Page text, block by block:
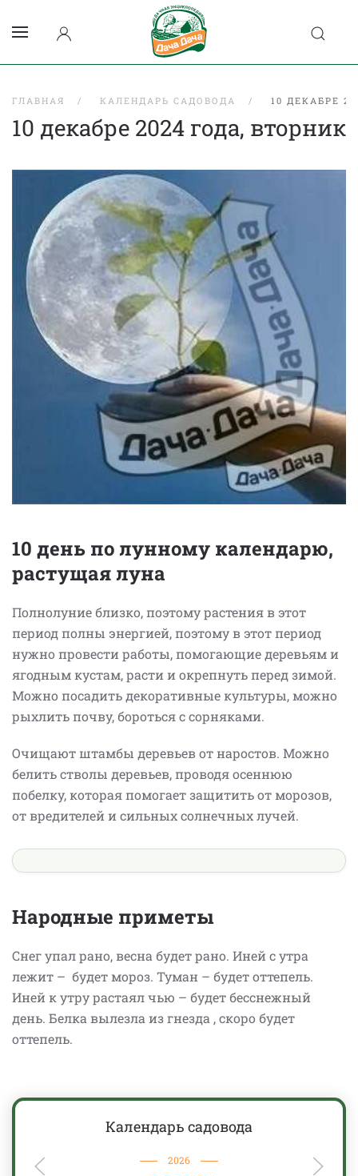
ГЛАВНАЯ КАЛЕНДАРЬ САДОВОДА 10 ДЕКАБРЕ
10 декабре 2024 года, вторник
10 день по лунному календарю,
растущая луна
Полнолуние близко, поэтому растения в этот
период полны энергией, поэтому в этот период
нужно провести работы, помогающие деревьям и
ягодным кустам, расти и окрепнуть перед зимой.
Можно посадить декоративные культуры, можно
рыхлить почву, бороться с сорняками.
Очищают штамбы деревьев от наростов. Можно
белить стволы деревьев, проводя осеннюю
побелку, которая помогает защитить от морозов,
от вредителей и сильных солнечных лучей.
Народные приметы
Снег упал рано, весна будет рано. Иней с утра
лежит – будет мороз. Тумaн – будет оттепель.
Иней к утру растаял чью – будет бесснежный
день. Белка вылезла из гнезда , скоро будет
оттепель.
Календарь садовода
2026